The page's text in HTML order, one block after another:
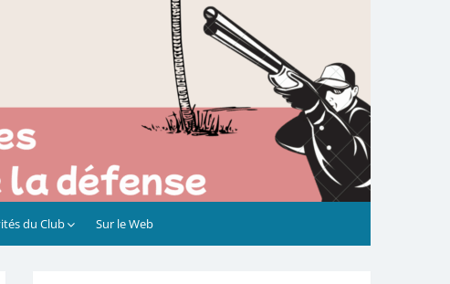
du Club Sur le Web